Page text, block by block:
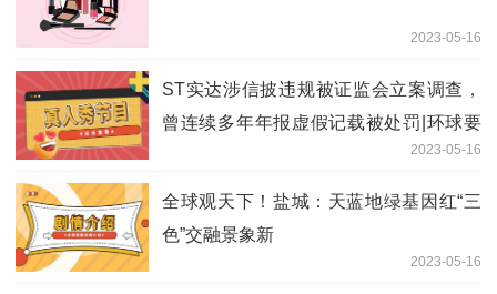
2023-05-16
ST实达涉信披违规被证监会立案调查，
曾连续多年年报虚假记载被处罚|环球要
2023-05-16
全球观天下！盐城：天蓝地绿基因红“三
色”交融景象新
2023-05-16